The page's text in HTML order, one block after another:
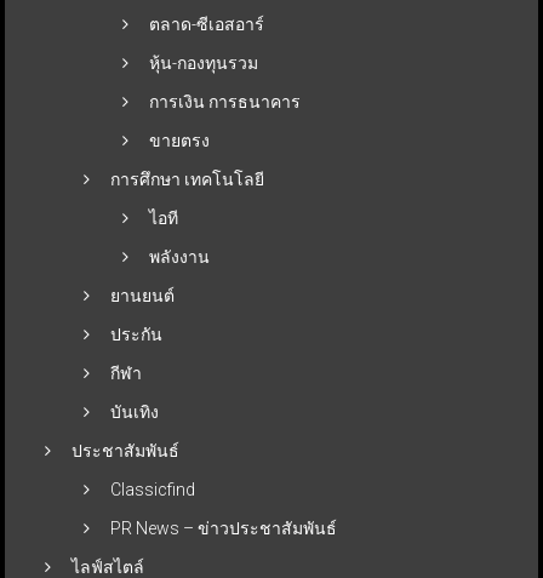
ตลาด-ซีเอสอาร์
หุ้น-กองทุนรวม
การเงิน การธนาคาร
ขายตรง
การศึกษา เทคโนโลยี
ไอที
พลังงาน
ยานยนต์
ประกัน
กีฬา
บันเทิง
ประชาสัมพันธ์
Classicfind
PR News – ข่าวประชาสัมพันธ์
ไลฟ์สไตล์